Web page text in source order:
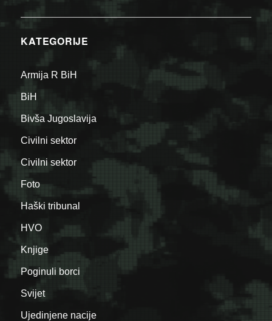
KATEGORIJE
Armija R BiH
BiH
Bivša Jugoslavija
Civilni sektor
Civilni sektor
Foto
Haški tribunal
HVO
Knjige
Poginuli borci
Svijet
Ujedinjene nacije